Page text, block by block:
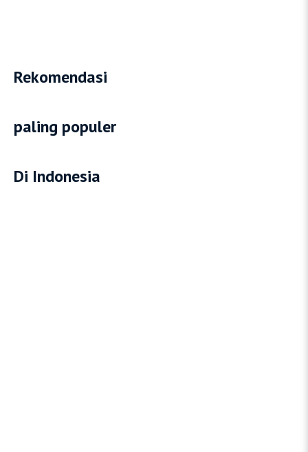
Rekomendasi
paling populer
Di Indonesia